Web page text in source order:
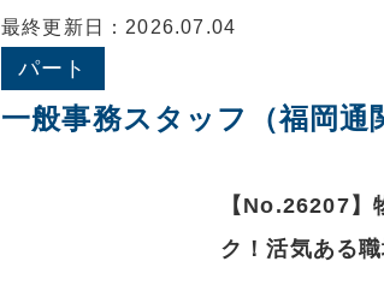
最終更新日：2026.07.04
パート
一般事務スタッフ（福岡通
【No.26207
ク！活気ある